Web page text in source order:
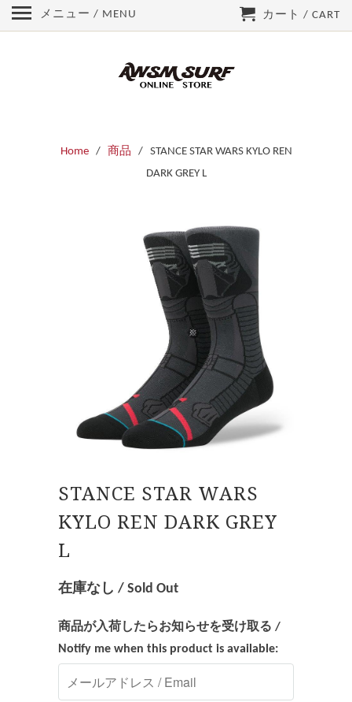
Home/ 商品
/ STANCE STAR WARS KYLO REN
DARK GREY L
STANCE STAR WARS
KYLO REN DARK GREY
L
在庫なし / Sold Out
商品が入荷したらお知らせを受け取る /
Notify me when this product is available:
メニュー / MENU カート / CART